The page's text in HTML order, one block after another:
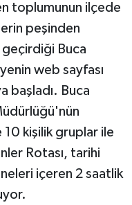
toplumunun ilçede
peşinden
Buca
web sayfası
başladı. Buca
kişilik gruplar ile
Rotası, tarihi
içeren 2 saatlik